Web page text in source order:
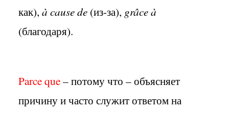
как), à cause de (из-за), grâce à
(благодаря).
Parceque– потому что – объясняет
причину и часто служит ответом на